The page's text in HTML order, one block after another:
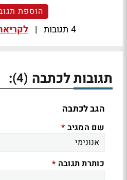
הוספת
4 תגובות |
תגובות לכתבה (4)
:
הגב לכתבה
שם המגיב *
כותרת תגובה *